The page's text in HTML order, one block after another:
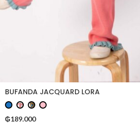
BUFANDA JACQUARD LORA
₲189.000